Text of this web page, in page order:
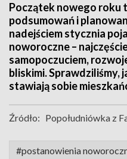
Początek nowego roku
podsumowań i
nadejściem stycznia
noworoczne –
samopoczuciem,
bliskimi. Sprawdziliśmy,
stawiają sobie
Źródło: Popołudniówka z
#postanowienia